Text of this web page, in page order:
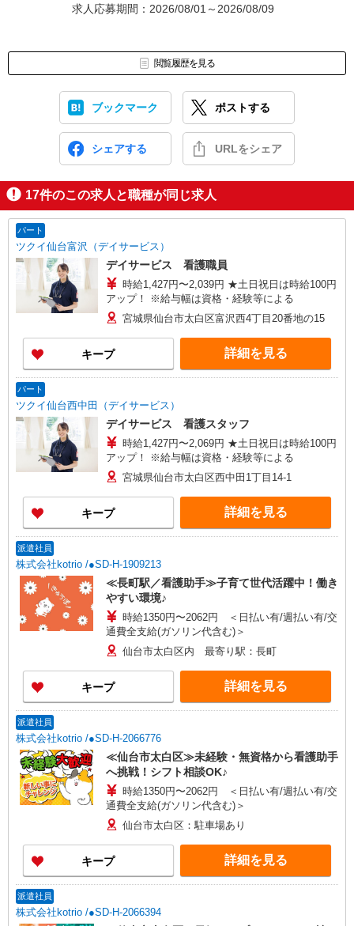
求人応募期間：2026/08/01～2026/08/09
閲覧履歴を見る
ブックマーク ポストする
シェアする URLをシェア
17件のこの求人と職種が同じ求人
パート
ツクイ仙台富沢（デイサービス）
デイサービス 看護職員
時給1,427円〜2,039円 ★土日祝日は時給100円
アップ！ ※給与幅は資格・経験等による
宮城県仙台市太白区富沢西4丁目20番地の15
キープ 詳細を見る
パート
ツクイ仙台西中田（デイサービス）
デイサービス 看護スタッフ
時給1,427円〜2,069円 ★土日祝日は時給100円
アップ！ ※給与幅は資格・経験等による
宮城県仙台市太白区西中田1丁目14-1
キープ 詳細を見る
派遣社員
株式会社kotrio /●SD-H-1909213
≪長町駅／看護助手≫子育て世代活躍中！働き
やすい環境♪
時給1350円〜2062円 ＜日払い有/週払い有/交
通費全支給(ガソリン代含む)＞
仙台市太白区内 最寄り駅：長町
キープ 詳細を見る
派遣社員
株式会社kotrio /●SD-H-2066776
≪仙台市太白区≫未経験・無資格から看護助手
へ挑戦！シフト相談OK♪
時給1350円〜2062円 ＜日払い有/週払い有/交
通費全支給(ガソリン代含む)＞
仙台市太白区：駐車場あり
キープ 詳細を見る
派遣社員
株式会社kotrio /●SD-H-2066394